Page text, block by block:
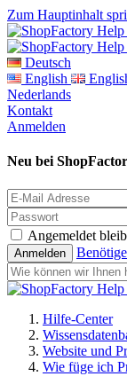
Zum Hauptinhalt
Deutsch
English
Nederlands
Kontakt
Anmelden
Neu bei
Angemeldet
Hilfe-Center
Website und
Wie füge ich